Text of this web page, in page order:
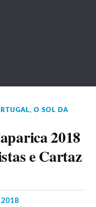
,O SOL DA
2018
e Cartaz